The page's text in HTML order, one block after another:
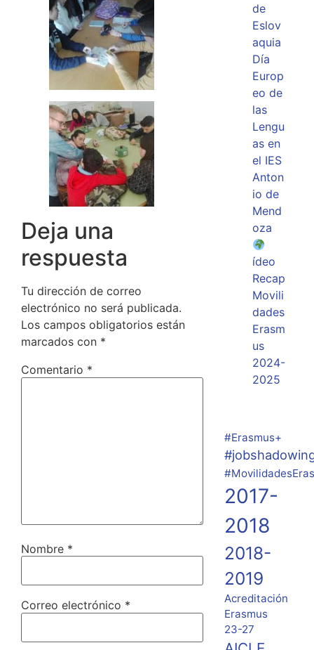
Deja una
respuesta
Tu dirección de correo
electrónico no será publicada.
Los campos obligatorios están
marcados con *
Comentario *
Nombre *
Correo electrónico *
de
Eslov
aquia
Día
Europ
eo de
las
Lengu
as en
el IES
Anton
io de
Mend
oza
ídeo
Recap
Movili
dades
Erasm
us
2024-
2025
#Erasmus+
2017-
2018
2018-
2019
Acreditación
Erasmus
23-27